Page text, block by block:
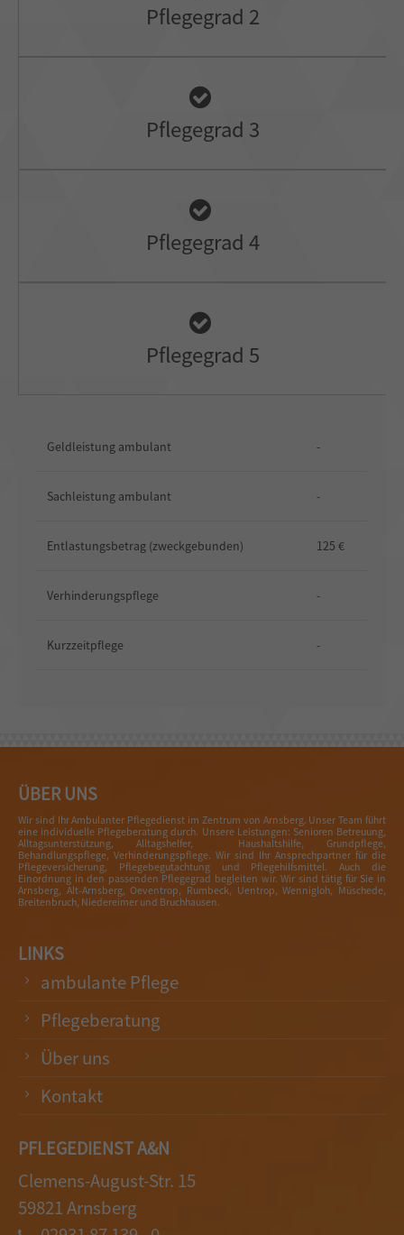
Pflegegrad 2
Pflegegrad 3
Pflegegrad 4
Pflegegrad 5
Geldleistung ambulant -
Sachleistung ambulant -
Entlastungsbetrag (zweckgebunden) 125 €
Verhinderungspflege -
Kurzzeitpflege -
ÜBER UNS
Wir sind Ihr Ambulanter Pflegedienst im Zentrum von Arnsberg. Unser Team führt
eine individuelle Pflegeberatung durch. Unsere Leistungen: Senioren Betreuung,
Alltagsunterstützung, Alltagshelfer, Haushaltshilfe, Grundpflege,
Behandlungspflege, Verhinderungspflege. Wir sind Ihr Ansprechpartner für die
Pflegeversicherung, Pflegebegutachtung und Pflegehilfsmittel. Auch die
Einordnung in den passenden Pflegegrad begleiten wir. Wir sind tätig für Sie in
Arnsberg, Alt-Arnsberg, Oeventrop, Rumbeck, Uentrop, Wennigloh, Müschede,
Breitenbruch, Niedereimer und Bruchhausen.
LINKS
ambulante Pflege
Pflegeberatung
Über uns
Kontakt
PFLEGEDIENST A&N
Clemens-August-Str. 15
59821 Arnsberg